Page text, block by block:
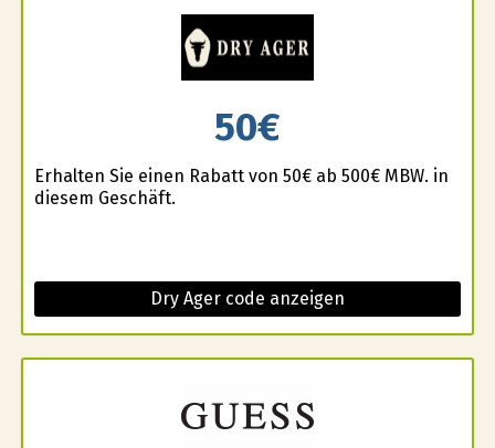
50€
Erhalten Sie einen Rabatt von 50€ ab 500€ MBW. in
diesem Geschäft.
Dry Ager code anzeigen